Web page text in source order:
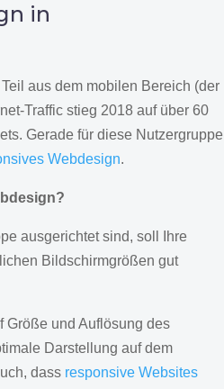
in
aus dem mobilen Bereich (der
Traffic stieg 2018 auf über 60
Gerade für diese Nutzergruppe
Webdesign.
ausgerichtet sind, soll Ihre
Bildschirmgrößen gut
Größe und Auflösung des
Darstellung auf dem
dass responsive Websites